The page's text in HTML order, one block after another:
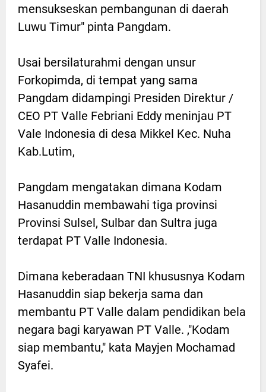
mensukseskan pembangunan di daerah
Luwu Timur" pinta Pangdam.
Usai bersilaturahmi dengan unsur
Forkopimda, di tempat yang sama
Pangdam didampingi Presiden Direktur /
CEO PT Valle Febriani Eddy meninjau PT
Vale Indonesia di desa Mikkel Kec. Nuha
Kab.Lutim,
Pangdam mengatakan dimana Kodam
Hasanuddin membawahi tiga provinsi
Provinsi Sulsel, Sulbar dan Sultra juga
terdapat PT Valle Indonesia.
Dimana keberadaan TNI khususnya Kodam
Hasanuddin siap bekerja sama dan
membantu PT Valle dalam pendidikan bela
negara bagi karyawan PT Valle. ,"Kodam
siap membantu," kata Mayjen Mochamad
Syafei.